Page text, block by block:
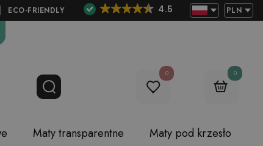
ECO-FRIENDLY 4.5 PLN
0 0
Maty transparentne Maty pod krzesło